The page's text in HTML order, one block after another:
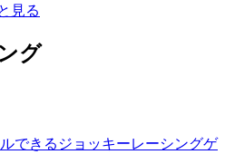
見る
グ
できるジョッキーレーシングゲ